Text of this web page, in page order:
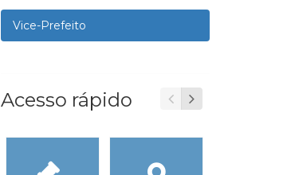
Vice-Prefeito
Acesso rápido